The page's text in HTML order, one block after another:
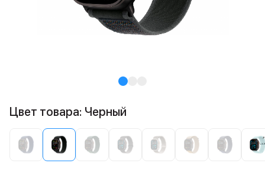
Цвет товара: Черный